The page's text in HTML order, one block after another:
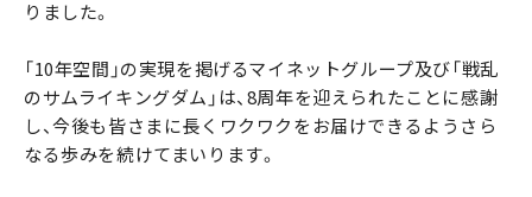
りました。
「10年空間」の実現を掲げるマイネットグループ及び「戦乱
のサムライキングダム」は、8周年を迎えられたことに感謝
し、今後も皆さまに長くワクワクをお届けできるようさら
なる歩みを続けてまいります。